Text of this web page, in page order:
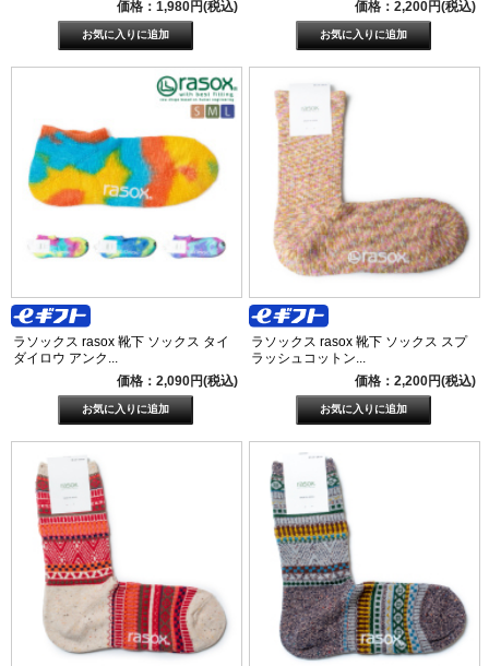
価格：1,980円(税込)
価格：2,200円(税込)
ラソックス rasox 靴下 ソックス タイ
ダイロウ アンク...
価格：2,090円(税込)
ラソックス rasox 靴下 ソックス スプ
ラッシュコットン...
価格：2,200円(税込)